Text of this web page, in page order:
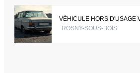
VÉHICULE HORS D'USAGE
ROSNY-SOUS-BOIS